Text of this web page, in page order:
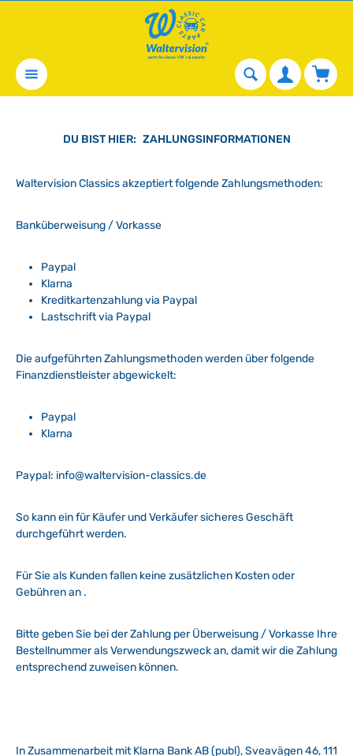
DU BIST HIER: ZAHLUNGSINFORMATIONEN
Waltervision Classics akzeptiert folgende Zahlungsmethoden:
Banküberweisung / Vorkasse
Paypal
Klarna
Kreditkartenzahlung via Paypal
Lastschrift via Paypal
Die aufgeführten Zahlungsmethoden werden über folgende
Finanzdienstleister abgewickelt:
Paypal
Klarna
Paypal: info@waltervision-classics.de
So kann ein für Käufer und Verkäufer sicheres Geschäft
durchgeführt werden.
Für Sie als Kunden fallen keine zusätzlichen Kosten oder
Gebühren an .
Bitte geben Sie bei der Zahlung per Überweisung / Vorkasse Ihre
Bestellnummer als Verwendungszweck an, damit wir die Zahlung
entsprechend zuweisen können.
In Zusammenarbeit mit Klarna Bank AB (publ), Sveavägen 46, 111